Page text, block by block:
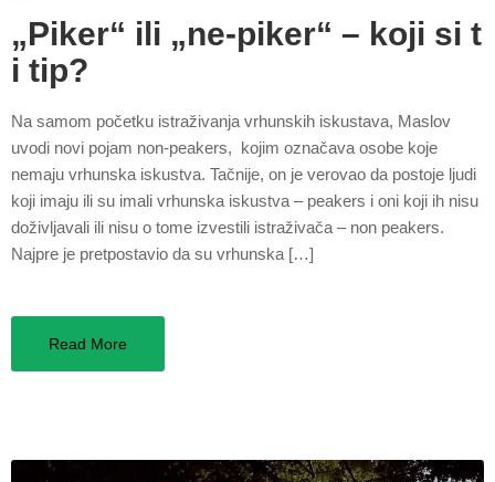
„Piker“ ili „ne-piker“ – koji si t
i tip?
Na samom početku istraživanja vrhunskih iskustava, Maslov
uvodi novi pojam non-peakers, kojim označava osobe koje
nemaju vrhunska iskustva. Tačnije, on je verovao da postoje ljudi
koji imaju ili su imali vrhunska iskustva – peakers i oni koji ih nisu
doživljavali ili nisu o tome izvestili istraživača – non peakers.
Najpre je pretpostavio da su vrhunska […]
Read More